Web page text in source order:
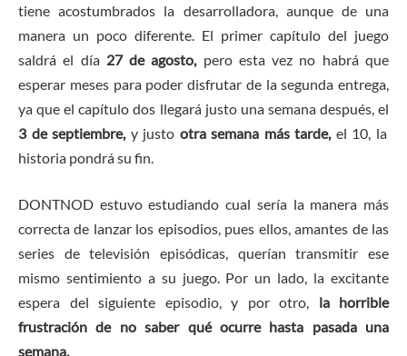
tiene acostumbrados la desarrolladora, aunque de una
manera un poco diferente. El primer capítulo del juego
saldrá el día 27 de agosto, pero esta vez no habrá que
esperar meses para poder disfrutar de la segunda entrega,
ya que el capítulo dos llegará justo una semana después, el
3 de septiembre, y justo otra semana más tarde, el 10, la
historia pondrá su fin.
DONTNOD estuvo estudiando cual sería la manera más
correcta de lanzar los episodios, pues ellos, amantes de las
series de televisión episódicas, querían transmitir ese
mismo sentimiento a su juego. Por un lado, la excitante
espera del siguiente episodio, y por otro, la horrible
frustración de no saber qué ocurre hasta pasada una
semana.